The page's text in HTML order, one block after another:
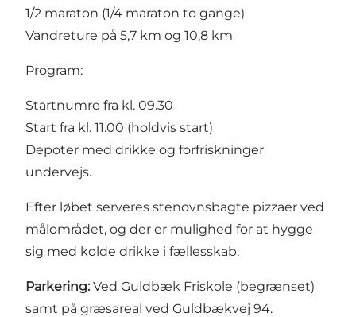
1/2 maraton (1/4 maraton to gange)
Vandreture på 5,7 km og 10,8 km
Program:
Startnumre fra kl. 09.30
Start fra kl. 11.00 (holdvis start)
Depoter med drikke og forfriskninger
undervejs.
Efter løbet serveres stenovnsbagte pizzaer ved
målområdet, og der er mulighed for at hygge
sig med kolde drikke i fællesskab.
Parkering: Ved Guldbæk Friskole (begrænset)
samt på græsareal ved Guldbækvej 94.